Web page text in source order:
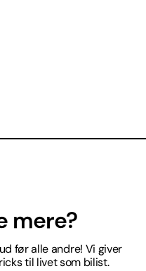
mere?
før alle andre! Vi giver
til livet som bilist.